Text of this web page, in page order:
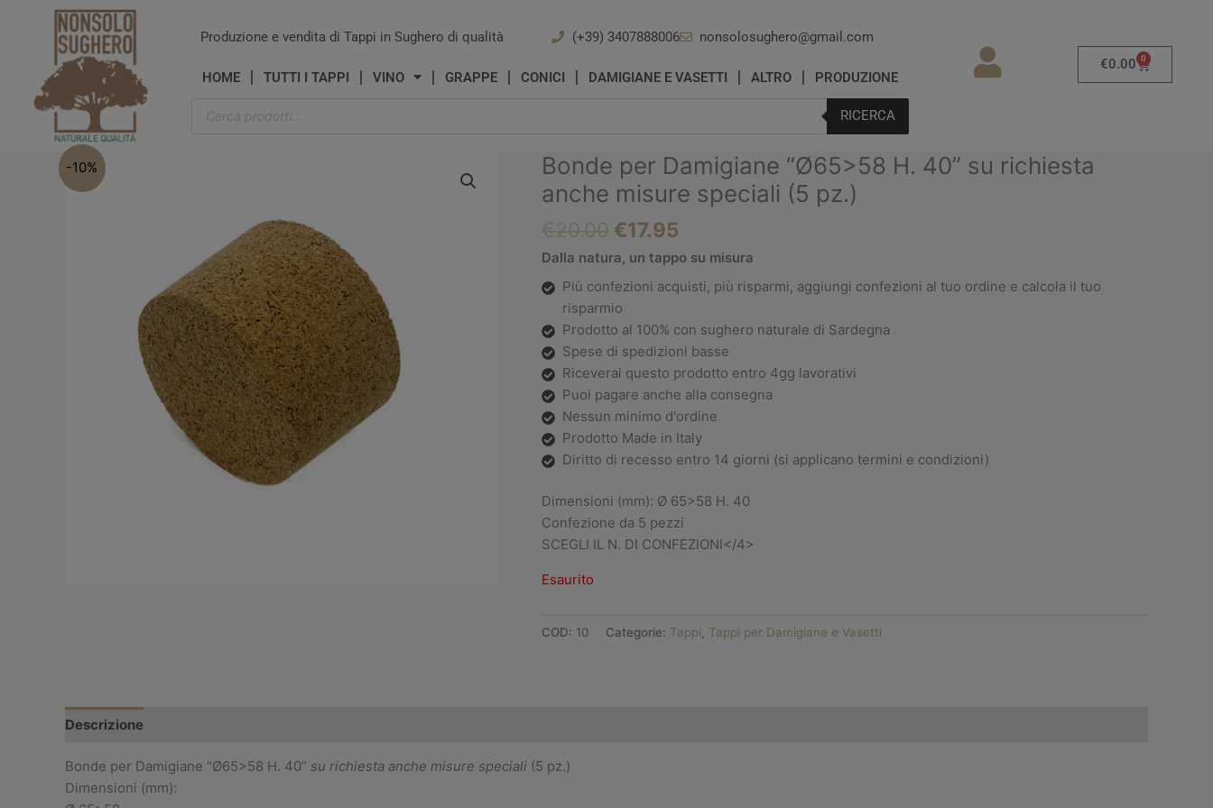
contenuto
Produzione e vendita di Tappi in Sughero di qualità (+39) 3407888006 nonsolosughero@gmail.com
HOME TUTTI I TAPPI VINO GRAPPE CONICI DAMIGIANE E VASETTI ALTRO
PRODUZIONE
search
RICERCA
€0.00 0
Carrello
-10%
Bonde per Damigiane “Ø65>58 H. 40” su richiesta
anche misure speciali (5 pz.)
€20.00
Il
prezzo
originale
era:
€20.00.
€17.95
Il
prezzo
attuale
€17.95.
Dalla natura, un tappo su misura
Più confezioni acquisti, più risparmi, aggiungi confezioni al tuo ordine e calcola il tuo
risparmio
Prodotto al 100% con sughero naturale di Sardegna
Spese di spedizioni basse
Riceverai questo prodotto entro 4gg lavorativi
Puoi pagare anche alla consegna
Nessun minimo d'ordine
Prodotto Made in Italy
Diritto di recesso entro 14 giorni (si applicano termini e condizioni)
Dimensioni (mm): Ø 65>58 H. 40
Confezione da 5 pezzi
SCEGLI IL N. DI CONFEZIONI</4>
Esaurito
COD: 10 Categorie: Tappi, Tappi per Damigiane e Vasetti
Descrizione
Bonde per Damigiane “Ø65>58 H. 40” su richiesta anche misure speciali (5 pz.)
Dimensioni (mm):